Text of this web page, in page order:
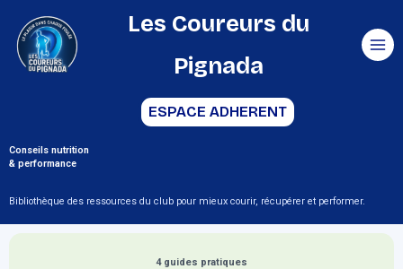
contenu
Les Coureurs du
Pignada
ESPACE ADHERENT
Conseils nutrition
& performance
Bibliothèque des ressources du club pour mieux courir, récupérer et performer.
4 guides pratiques